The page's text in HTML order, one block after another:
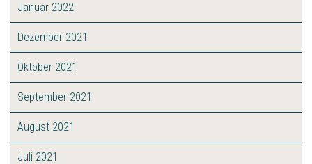
Januar 2022
Dezember 2021
Oktober 2021
September 2021
August 2021
Juli 2021